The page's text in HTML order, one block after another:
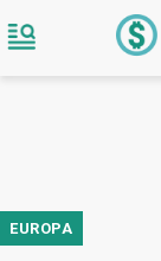
EUROPA